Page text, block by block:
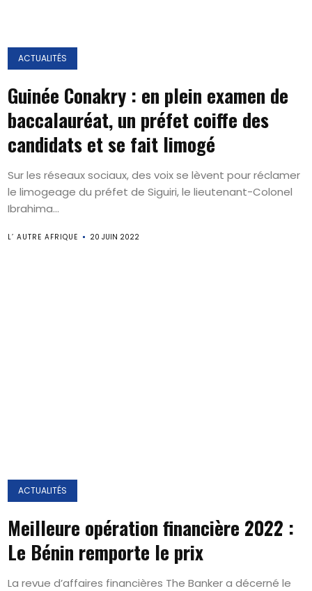
ACTUALITÉS
Guinée Conakry : en plein examen de
baccalauréat, un préfet coiffe des
candidats et se fait limogé
Sur les réseaux sociaux, des voix se lèvent pour réclamer
le limogeage du préfet de Siguiri, le lieutenant-Colonel
Ibrahima...
L’ AUTRE AFRIQUE 20 JUIN 2022
ACTUALITÉS
Meilleure opération financière 2022 :
Le Bénin remporte le prix
La revue d’affaires financières The Banker a décerné le